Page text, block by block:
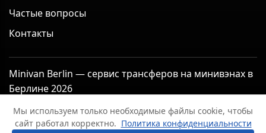
Частые вопросы
Контакты
Minivan Berlin — сервис трансферов на минивэнах в
Берлине 2026
Политика конфиденциальности
Общие условия
Условия отмены
Мы используем только необходимые файлы cookie, чтобы
сайт работал корректно. Политика конфиденциальности